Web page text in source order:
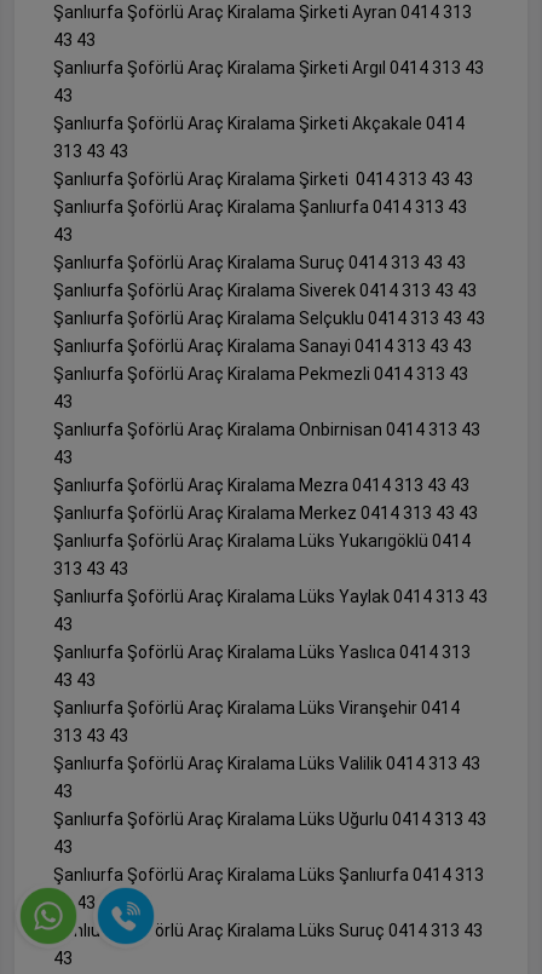
Şanlıurfa Şoförlü Araç Kiralama Şirketi Ayran 0414 313
43 43
Şanlıurfa Şoförlü Araç Kiralama Şirketi Argıl 0414 313 43
43
Şanlıurfa Şoförlü Araç Kiralama Şirketi Akçakale 0414
313 43 43
Şanlıurfa Şoförlü Araç Kiralama Şirketi 0414 313 43 43
Şanlıurfa Şoförlü Araç Kiralama Şanlıurfa 0414 313 43
43
Şanlıurfa Şoförlü Araç Kiralama Suruç 0414 313 43 43
Şanlıurfa Şoförlü Araç Kiralama Siverek 0414 313 43 43
Şanlıurfa Şoförlü Araç Kiralama Selçuklu 0414 313 43 43
Şanlıurfa Şoförlü Araç Kiralama Sanayi 0414 313 43 43
Şanlıurfa Şoförlü Araç Kiralama Pekmezli 0414 313 43
43
Şanlıurfa Şoförlü Araç Kiralama Onbirnisan 0414 313 43
43
Şanlıurfa Şoförlü Araç Kiralama Mezra 0414 313 43 43
Şanlıurfa Şoförlü Araç Kiralama Merkez 0414 313 43 43
Şanlıurfa Şoförlü Araç Kiralama Lüks Yukarıgöklü 0414
313 43 43
Şanlıurfa Şoförlü Araç Kiralama Lüks Yaylak 0414 313 43
43
Şanlıurfa Şoförlü Araç Kiralama Lüks Yaslıca 0414 313
43 43
Şanlıurfa Şoförlü Araç Kiralama Lüks Viranşehir 0414
313 43 43
Şanlıurfa Şoförlü Araç Kiralama Lüks Valilik 0414 313 43
43
Şanlıurfa Şoförlü Araç Kiralama Lüks Uğurlu 0414 313 43
43
Şanlıurfa Şoförlü Araç Kiralama Lüks Şanlıurfa 0414 313
43 43
Şanlıurfa Şoförlü Araç Kiralama Lüks Suruç 0414 313 43
43